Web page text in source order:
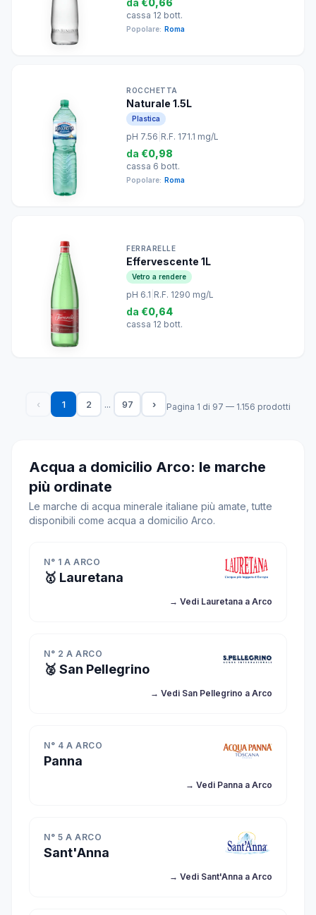
da €0,66
cassa 12 bott.
Popolare: Roma
ROCCHETTA
Naturale 1.5L
Plastica
pH 7.56 R.F. 171.1 mg/L
da €0,98
cassa 6 bott.
Popolare: Roma
FERRARELLE
Effervescente 1L
Vetro a rendere
pH 6.1 R.F. 1290 mg/L
da €0,64
cassa 12 bott.
‹ 1 2 ... 97 › Pagina 1 di 97 — 1.156 prodotti
Acqua a domicilio Arco: le marche
più ordinate
Le marche di acqua minerale italiane più amate, tutte
disponibili come acqua a domicilio Arco.
N° 1 A ARCO
🥇 Lauretana
→ Vedi Lauretana a Arco
N° 2 A ARCO
🥈 San Pellegrino
→ Vedi San Pellegrino a Arco
N° 4 A ARCO
Panna
→ Vedi Panna a Arco
N° 5 A ARCO
Sant'Anna
→ Vedi Sant'Anna a Arco